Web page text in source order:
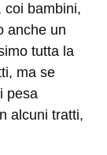
coi bambini,
anche un
tutta la
ma se
pesa
alcuni tratti,